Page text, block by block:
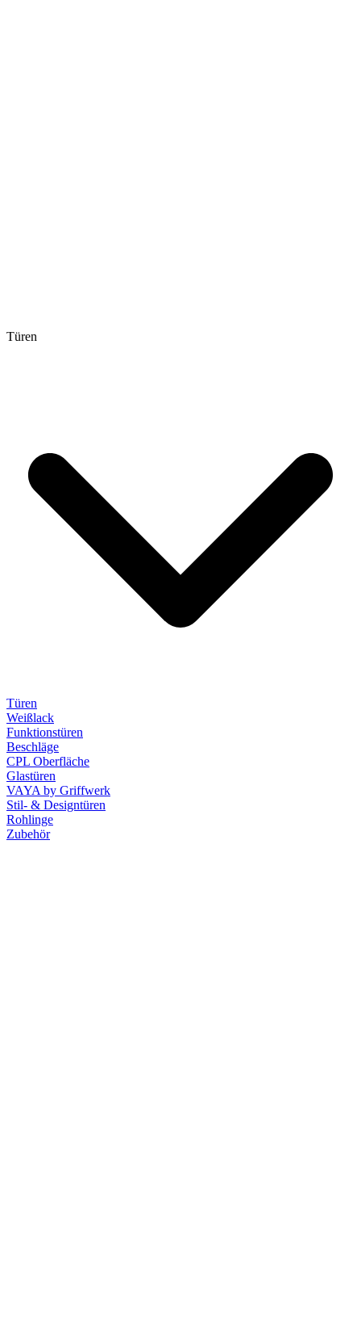
Türen
Türen
Weißlack
Funktionstüren
Beschläge
CPL Oberfläche
Glastüren
VAYA by Griffwerk
Stil- & Designtüren
Rohlinge
Zubehör